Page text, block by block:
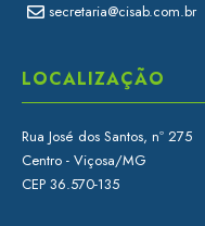
secretaria@cisab.com.br
LOCALIZAÇÃO
Rua José dos Santos, nº 275
Centro - Viçosa/MG
CEP 36.570-135